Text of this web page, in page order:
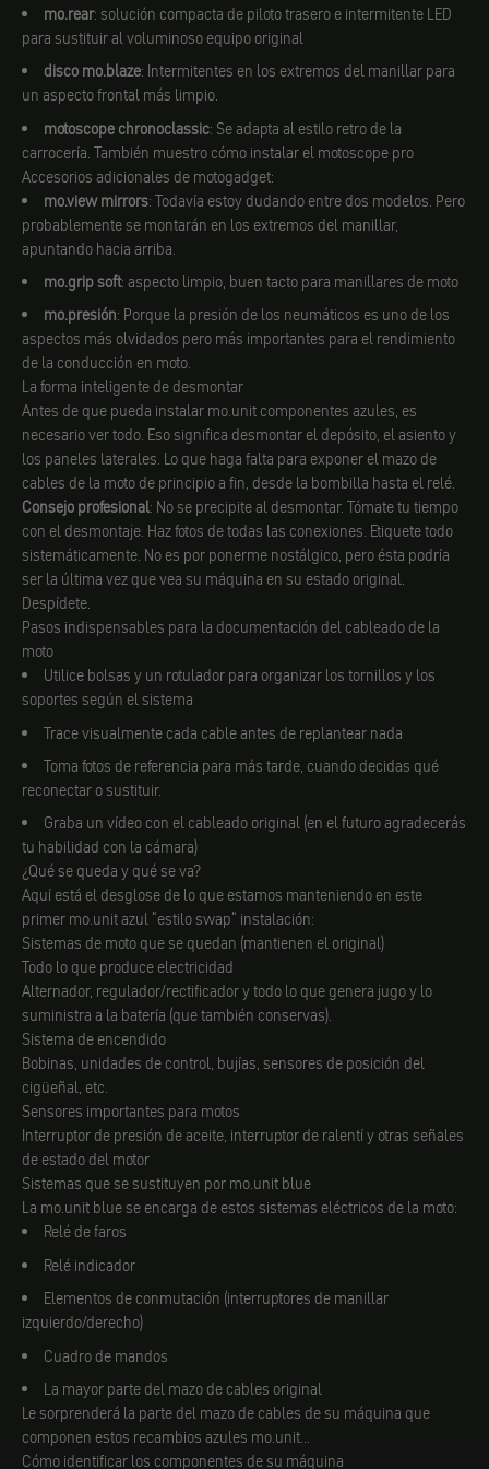
mo.rear: solución compacta de piloto trasero e intermitente LED
para sustituir al voluminoso equipo original
disco mo.blaze: Intermitentes en los extremos del manillar para
un aspecto frontal más limpio.
motoscope chronoclassic: Se adapta al estilo retro de la
carrocería. También muestro cómo instalar el motoscope pro
Accesorios adicionales de motogadget:
mo.view mirrors: Todavía estoy dudando entre dos modelos. Pero
probablemente se montarán en los extremos del manillar,
apuntando hacia arriba.
mo.grip soft: aspecto limpio, buen tacto para manillares de moto
mo.presión: Porque la presión de los neumáticos es uno de los
aspectos más olvidados pero más importantes para el rendimiento
de la conducción en moto.
La forma inteligente de desmontar
Antes de que pueda instalar mo.unit componentes azules, es
necesario ver todo. Eso significa desmontar el depósito, el asiento y
los paneles laterales. Lo que haga falta para exponer el mazo de
cables de la moto de principio a fin, desde la bombilla hasta el relé.
Consejo profesional: No se precipite al desmontar. Tómate tu tiempo
con el desmontaje. Haz fotos de todas las conexiones. Etiquete todo
sistemáticamente. No es por ponerme nostálgico, pero ésta podría
ser la última vez que vea su máquina en su estado original.
Despídete.
Pasos indispensables para la documentación del cableado de la
moto
Utilice bolsas y un rotulador para organizar los tornillos y los
soportes según el sistema
Trace visualmente cada cable antes de replantear nada
Toma fotos de referencia para más tarde, cuando decidas qué
reconectar o sustituir.
Graba un vídeo con el cableado original (en el futuro agradecerás
tu habilidad con la cámara)
¿Qué se queda y qué se va?
Aquí está el desglose de lo que estamos manteniendo en este
primer mo.unit azul "estilo swap" instalación:
Sistemas de moto que se quedan (mantienen el original)
Todo lo que produce electricidad
Alternador, regulador/rectificador y todo lo que genera jugo y lo
suministra a la batería (que también conservas).
Sistema de encendido
Bobinas, unidades de control, bujías, sensores de posición del
cigüeñal, etc.
Sensores importantes para motos
Interruptor de presión de aceite, interruptor de ralentí y otras señales
de estado del motor
Sistemas que se sustituyen por mo.unit blue
La mo.unit blue se encarga de estos sistemas eléctricos de la moto:
Relé de faros
Relé indicador
Elementos de conmutación (interruptores de manillar
izquierdo/derecho)
Cuadro de mandos
La mayor parte del mazo de cables original
Le sorprenderá la parte del mazo de cables de su máquina que
componen estos recambios azules mo.unit...
Cómo identificar los componentes de su máquina